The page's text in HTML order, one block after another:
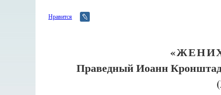
Нравится
Праведный Иоанн